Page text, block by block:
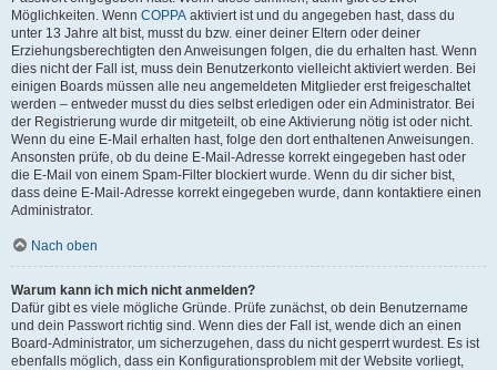
Möglichkeiten. Wenn COPPA aktiviert ist und du angegeben hast, dass du
unter 13 Jahre alt bist, musst du bzw. einer deiner Eltern oder deiner
Erziehungsberechtigten den Anweisungen folgen, die du erhalten hast. Wenn
dies nicht der Fall ist, muss dein Benutzerkonto vielleicht aktiviert werden. Bei
einigen Boards müssen alle neu angemeldeten Mitglieder erst freigeschaltet
werden – entweder musst du dies selbst erledigen oder ein Administrator. Bei
der Registrierung wurde dir mitgeteilt, ob eine Aktivierung nötig ist oder nicht.
Wenn du eine E-Mail erhalten hast, folge den dort enthaltenen Anweisungen.
Ansonsten prüfe, ob du deine E-Mail-Adresse korrekt eingegeben hast oder
die E-Mail von einem Spam-Filter blockiert wurde. Wenn du dir sicher bist,
dass deine E-Mail-Adresse korrekt eingegeben wurde, dann kontaktiere einen
Administrator.
Nach oben
Warum kann ich mich nicht anmelden?
Dafür gibt es viele mögliche Gründe. Prüfe zunächst, ob dein Benutzername
und dein Passwort richtig sind. Wenn dies der Fall ist, wende dich an einen
Board-Administrator, um sicherzugehen, dass du nicht gesperrt wurdest. Es ist
ebenfalls möglich, dass ein Konfigurationsproblem mit der Website vorliegt,